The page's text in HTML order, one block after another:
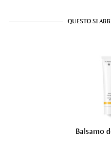
QUESTO SI
Balsamo